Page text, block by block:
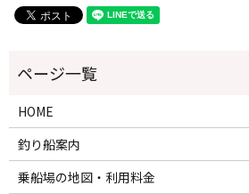
HOME
釣り船案内
乗船場の地図・利用料金